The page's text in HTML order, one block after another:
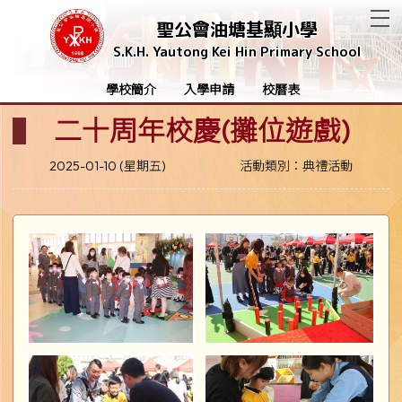
聖公會油塘基顯小學
S.K.H. Yautong Kei Hin Primary School
學校簡介 入學申請 校曆表
二十周年校慶(攤位遊戲)
2025-01-10 (星期五) 活動類別：典禮活動